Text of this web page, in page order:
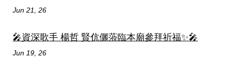
Jun 21, 26
🎤資深歌手 楊哲 賢伉儷蒞臨本廟參拜祈福✨🎤
Jun 19, 26